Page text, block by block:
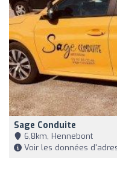
Sage Conduite
6,8km, Hennebont
Voir les données